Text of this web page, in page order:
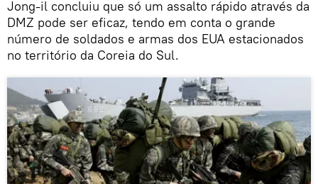
Jong-il concluiu que só um assalto rápido através da
DMZ pode ser eficaz, tendo em conta o grande
número de soldados e armas dos EUA estacionados
no território da Coreia do Sul.